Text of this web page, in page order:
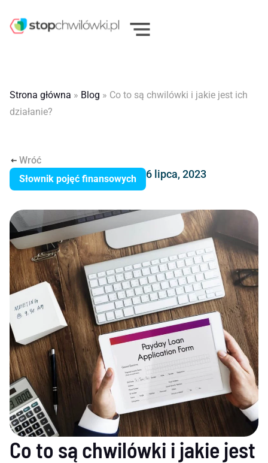
Strona główna » Blog » Co to są chwilówki i jakie jest ich
działanie?
Wróć
Słownik pojęć finansowych
6 lipca, 2023
Co to są chwilówki i jakie jest